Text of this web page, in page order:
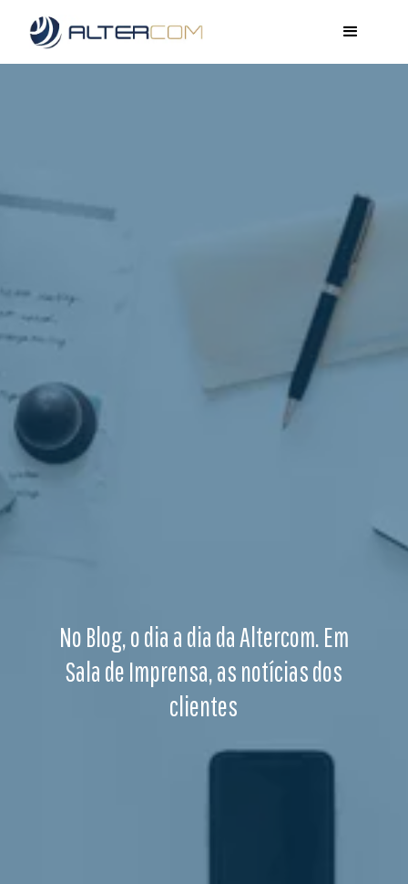
No Blog, o dia a dia da Altercom. Em
Sala de Imprensa, as notícias dos
clientes